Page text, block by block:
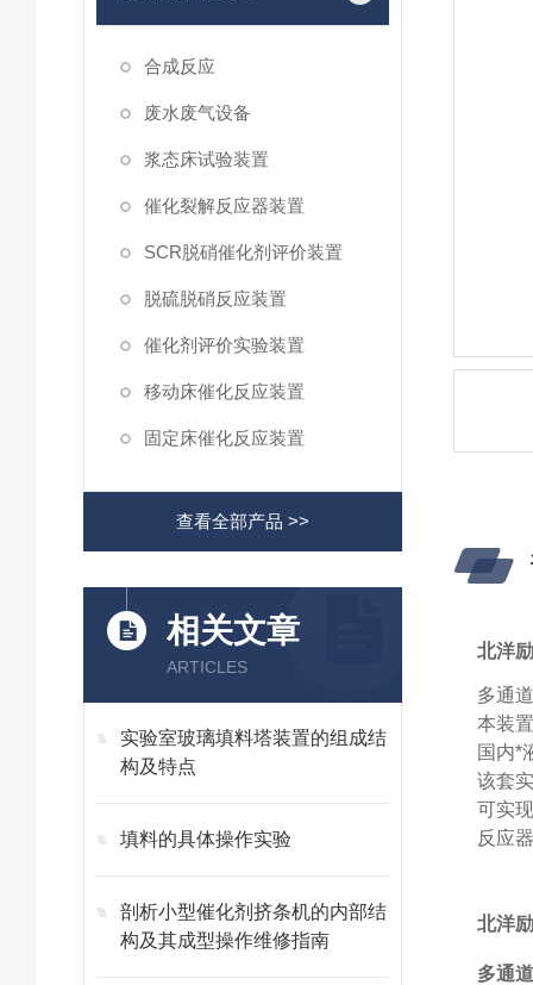
合成反应
废水废气设备
浆态床试验装置
催化裂解反应器装置
SCR脱硝催化剂评价装置
脱硫脱硝反应装置
催化剂评价实验装置
移动床催化反应装置
固定床催化反应装置
查看全部产品 >>
相关文章
ARTICLES
实验室玻璃填料塔装置的组成结
构及特点
填料的具体操作实验
剖析小型催化剂挤条机的内部结
构及其成型操作维修指南
北洋
多通
本装
国内*
该套
可实
反应
北洋
多通